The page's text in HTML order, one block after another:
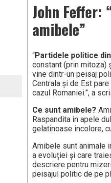
John Feffer:
amibele”
“Partidele politice
constant (prin mitoza)
vine dintr-un peisaj
Centrala și de Est
cazul Romaniei.”, a
Ce sunt amibele?
Raspandita in apele
gelatinoase incolore,
Amibele sunt animale
a evoluției și care
descriere pentru
peisajul politic de pe